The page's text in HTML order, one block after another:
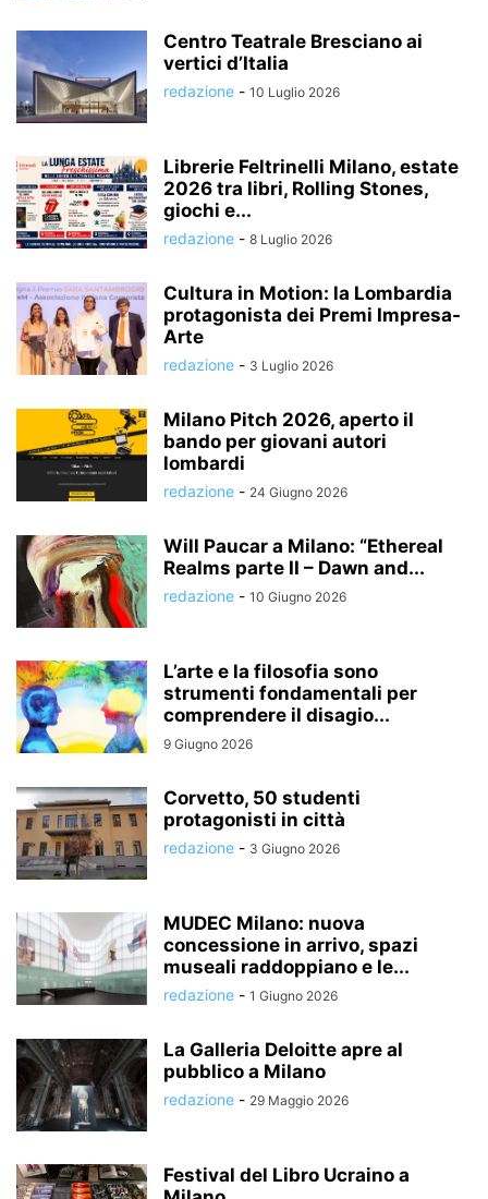
Centro Teatrale Bresciano ai
vertici d’Italia
redazione - 10 Luglio 2026
Librerie Feltrinelli Milano, estate
2026 tra libri, Rolling Stones,
giochi e...
redazione - 8 Luglio 2026
Cultura in Motion: la Lombardia
protagonista dei Premi Impresa-
Arte
redazione - 3 Luglio 2026
Milano Pitch 2026, aperto il
bando per giovani autori
lombardi
redazione - 24 Giugno 2026
Will Paucar a Milano: “Ethereal
Realms parte II – Dawn and...
redazione - 10 Giugno 2026
L’arte e la filosofia sono
strumenti fondamentali per
comprendere il disagio...
9 Giugno 2026
Corvetto, 50 studenti
protagonisti in città
redazione - 3 Giugno 2026
MUDEC Milano: nuova
concessione in arrivo, spazi
museali raddoppiano e le...
redazione - 1 Giugno 2026
La Galleria Deloitte apre al
pubblico a Milano
redazione - 29 Maggio 2026
Festival del Libro Ucraino a